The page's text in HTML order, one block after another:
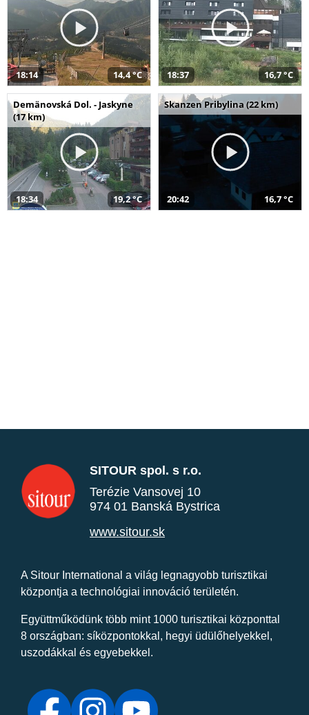
18:14 14,4 °C 18:37 16,7 °C
Demänovská Dol. - Jaskyne
(17 km)
18:34 19,2 °C
Skanzen Pribylina (22 km)
20:42 16,7 °C
SITOUR spol. s r.o.
Terézie Vansovej 10
974 01 Banská Bystrica
www.sitour.sk
A Sitour International a világ legnagyobb turisztikai
központja a technológiai innováció területén.
Együttműködünk több mint 1000 turisztikai központtal
8 országban: síközpontokkal, hegyi üdülőhelyekkel,
uszodákkal és egyebekkel.